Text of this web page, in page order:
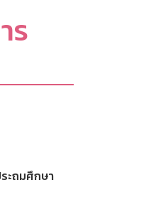
ร
ะถมศึกษา